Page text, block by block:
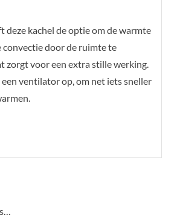
deze kachel de optie om de warmte
door de ruimte te
zorgt voor een extra stille werking.
ventilator op, om net iets sneller